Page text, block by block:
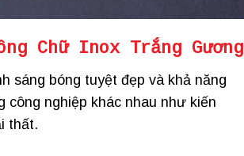
Chữ Inox Trắng Gương
sáng bóng tuyệt đẹp và khả năng
nghiệp khác nhau như kiến
thất.